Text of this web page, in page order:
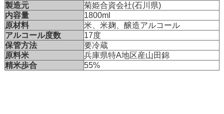
製造元
菊姫合資会社(石川県)
内容量
1800ml
原材料
米、米麹、醸造アルコール
アルコール度数
17度
保管方法
要冷蔵
原料米
兵庫県特A地区産山田錦
精米歩合
55%